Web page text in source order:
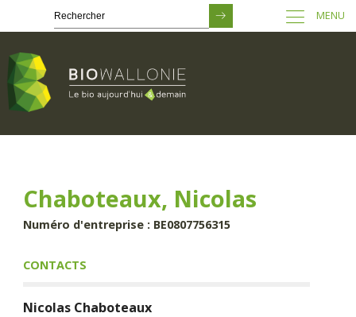
principal
MENU
Chaboteaux, Nicolas
Numéro d'entreprise : BE0807756315
CONTACTS
Nicolas Chaboteaux